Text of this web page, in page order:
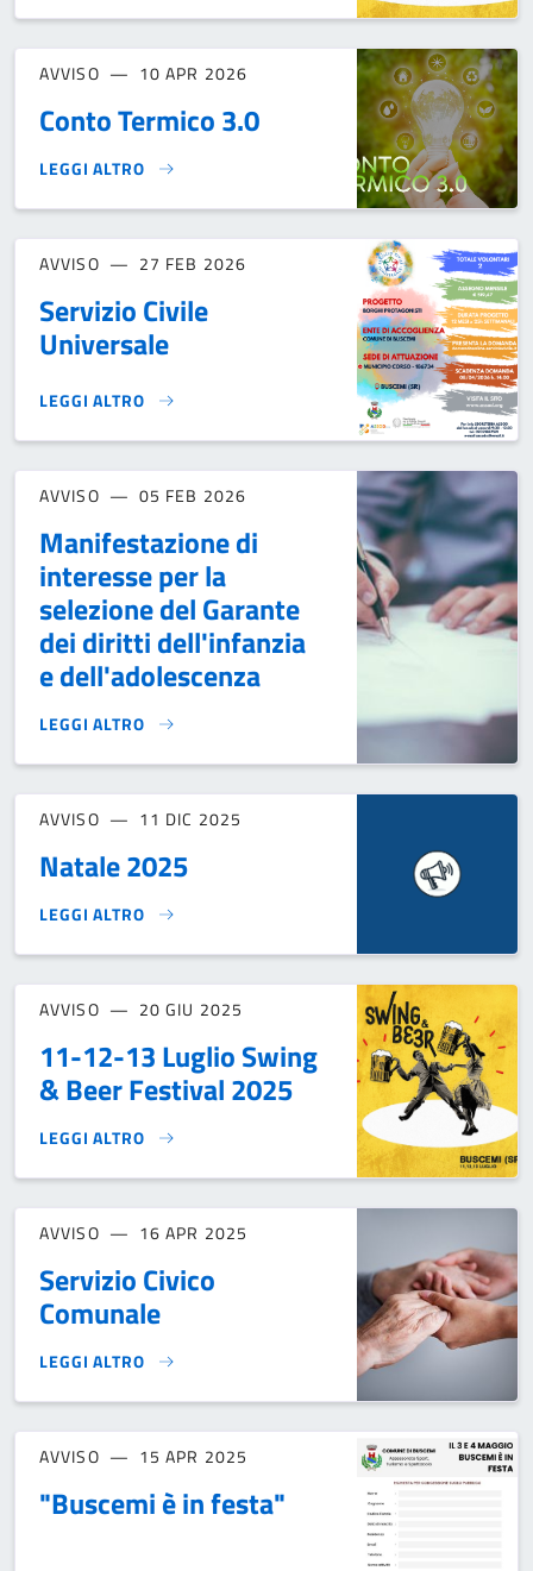
AVVISO 10 APR 2026
Conto Termico 3.0
LEGGI ALTRO
CONTO TERMICO 3.0}
AVVISO 27 FEB 2026
Servizio Civile
Universale
LEGGI ALTRO
SERVIZIO CIVILE UNIVERSALE}
AVVISO 05 FEB 2026
Manifestazione di
interesse per la
selezione del Garante
dei diritti dell'infanzia
e dell'adolescenza
LEGGI ALTRO
MANIFESTAZIONE DI INTERESSE PER LA SELEZIONE DEL
AVVISO 11 DIC 2025
Natale 2025
LEGGI ALTRO
NATALE 2025}
AVVISO 20 GIU 2025
11-12-13 Luglio Swing
& Beer Festival 2025
LEGGI ALTRO
11-12-13 LUGLIO SWING & BEER FESTIVAL 2025}
AVVISO 16 APR 2025
Servizio Civico
Comunale
LEGGI ALTRO
SERVIZIO CIVICO COMUNALE}
AVVISO 15 APR 2025
"Buscemi è in festa"